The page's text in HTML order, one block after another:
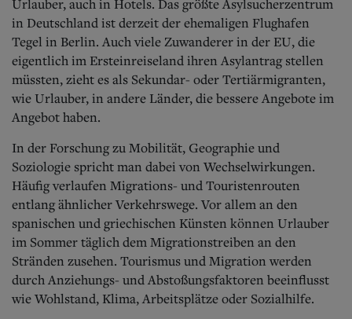
Aktuelle Ausgabe
Abonnenten-Login
Abonnent werden
Abo Prämien
Archiv
Mediadaten
Impressum
Datenschutz
Urlauber, auch in Hotels. Das größte Asylsucherzentrum
in Deutschland ist derzeit der ehemaligen Flughafen
Tegel in Berlin. Auch viele Zuwanderer in der EU, die
eigentlich im Ersteinreiseland ihren Asylantrag stellen
müssten, zieht es als Sekundar- oder Tertiärmigranten,
wie Urlauber, in andere Länder, die bessere Angebote im
Angebot haben.
In der Forschung zu Mobilität, Geographie und
Soziologie spricht man dabei von Wechselwirkungen.
Häufig verlaufen Migrations- und Touristenrouten
entlang ähnlicher Verkehrswege. Vor allem an den
spanischen und griechischen Künsten können Urlauber
im Sommer täglich dem Migrationstreiben an den
Stränden zusehen. Tourismus und Migration werden
durch Anziehungs- und Abstoßungsfaktoren beeinflusst
wie Wohlstand, Klima, Arbeitsplätze oder Sozialhilfe.